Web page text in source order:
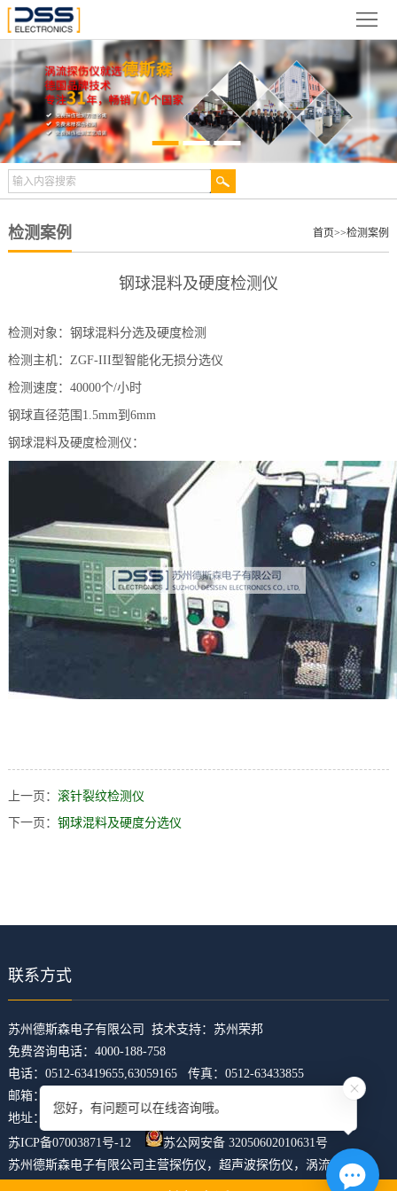
站
首
页
关
于
德
斯
森
新
闻
动
态
产
品
展
检
测
合
伴
心
文
档
务
与
支
联
森
检测案例 首页>>检测案例
钢球混料及硬度检测仪
检测对象：钢球混料分选及硬度检测
检测主机： ZGF-III型智能化无损分选仪
检测速度： 40000个/小时
钢球直径范围 1.5mm到 6mm
钢球混料及硬度检测仪：
上一页： 滚针裂纹检测仪
下一页： 钢球混料及硬度分选仪
联系方式
​苏州德斯森电子有限公司 技术支持： 苏州荣邦
免费咨询电话：4000-188-758
电话：0512-63419655,63059165 传真：0512-63433855
邮箱：z5421473@126.com
地址：江苏省苏州市吴中区临湖镇东山大道4168号U科技园31幢
苏ICP备07003871号-12
苏公网安备 32050602010631号
苏州德斯森电子有限公司主营探伤仪 ， 超声波探伤仪 ， 涡流探伤仪
，
您好，有问题可以在线咨询哦。